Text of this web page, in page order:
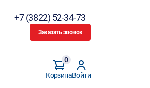
+7 (3822) 52-34-73
Заказать звонок
Корзина
0
Войти